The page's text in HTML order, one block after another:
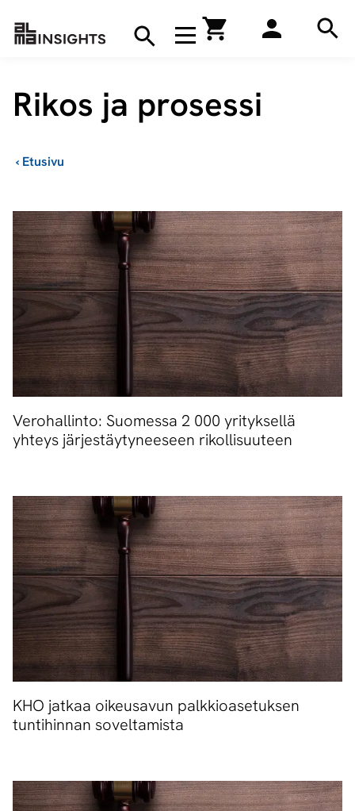
Avaa navigaatio
Hae
Rikos ja prosessi
Etusivu
›
Verohallinto: Suomessa 2 000 yrityksellä
yhteys järjestäytyneeseen rikollisuuteen
KHO jatkaa oikeusavun palkkioasetuksen
tuntihinnan soveltamista